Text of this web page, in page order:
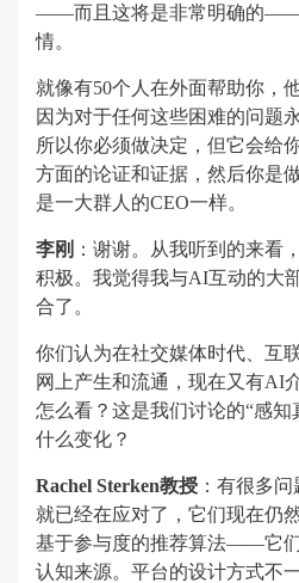
——而且这将是非常明确的——
情。
就像有50个人在外面帮助你，
因为对于任何这些困难的问题
所以你必须做决定，但它会给
方面的论证和证据，然后你是
是一大群人的CEO一样。
李刚 ：谢谢。从我听到的来看
积极。我觉得我与AI互动的
合了。
你们认为在社交媒体时代、互
网上产生和流通，现在又有AI
怎么看？这是我们讨论的“感知
什么变化？
Rachel Sterken教授 ：有很多
就已经在应对了，它们现在仍
基于参与度的推荐算法——它
认知来源。平台的设计方式不